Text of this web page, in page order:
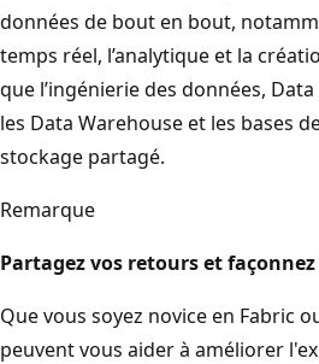
données de bout en bout,
temps réel, l’analytique et la
que l’ingénierie des données,
les Data Warehouse et les bases
stockage partagé.
Remarque
Partagez vos retours et façonnez
Que vous soyez novice en Fabric
peuvent vous aider à améliorer